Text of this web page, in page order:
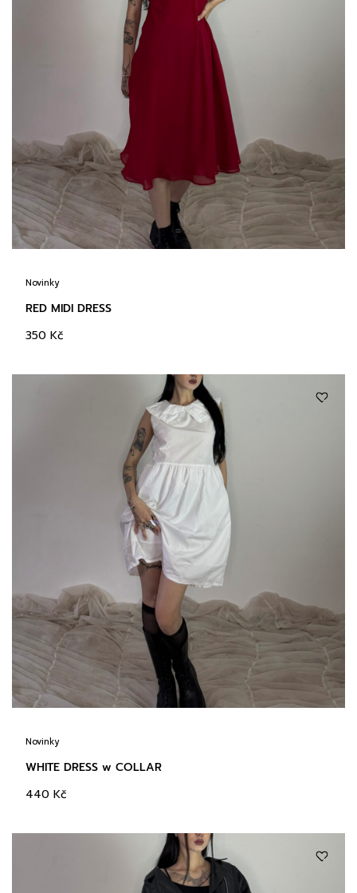
Novinky
RED MIDI DRESS
350 Kč
Novinky
WHITE DRESS w COLLAR
440 Kč